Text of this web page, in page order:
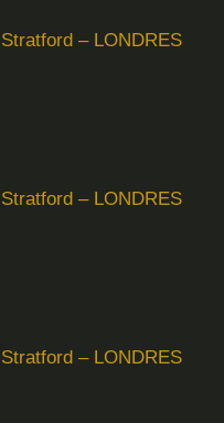
– LONDRES
– LONDRES
– LONDRES